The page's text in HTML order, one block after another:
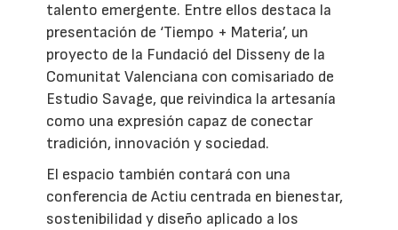
talento emergente. Entre ellos destaca la
presentación de ‘Tiempo + Materia’, un
proyecto de la Fundació del Disseny de la
Comunitat Valenciana con comisariado de
Estudio Savage, que reivindica la artesanía
como una expresión capaz de conectar
tradición, innovación y sociedad.
El espacio también contará con una
conferencia de Actiu centrada en bienestar,
sostenibilidad y diseño aplicado a los